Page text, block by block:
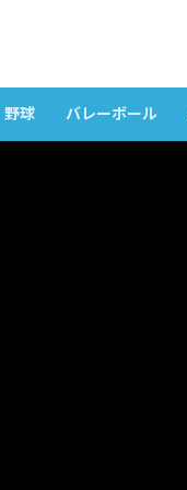
野球 バレーボール